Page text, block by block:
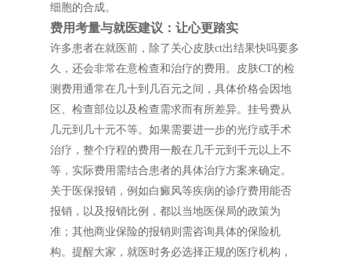
细胞的合成。
费用考量与就医建议：让心更踏实
许多患者在就医前，除了关心皮肤ct出结果快吗要多
久，还会非常在意检查和治疗的费用。皮肤CT的检
测费用通常在几十到几百元之间，具体价格会因地
区、检查部位以及检查需求而有所差异。挂号费从
几元到几十元不等。如果需要进一步的光疗或手术
治疗，整个疗程的费用一般在几千元到千元以上不
等，实际费用需结合患者的具体治疗方案来确定。
关于医保报销，例如白癜风等疾病的诊疗费用能否
报销，以及报销比例，都以当地医保局的政策为
准；其他商业保险的报销则需咨询具体的保险机
构。提醒大家，就医时务必选择正规的医疗机构，